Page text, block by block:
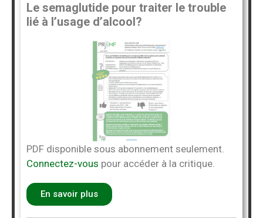
Le semaglutide pour traiter le trouble
lié à l’usage d’alcool?
PDF disponible sous abonnement seulement.
Connectez-vous pour accéder à la critique.
En savoir plus